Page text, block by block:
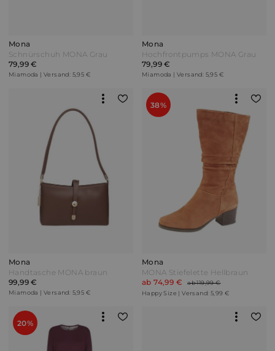
Mona
Schnürschuh MONA Grau
79,99 €
Miamoda | Versand: 5,95 €
Mona
Hochfrontpumps MONA Grau
79,99 €
Miamoda | Versand: 5,95 €
Mona
Handtasche MONA braun
99,99 €
Miamoda | Versand: 5,95 €
38%
Mona
MONA Stiefelette Hellbraun
ab 74,99 €
ab 119,99 €
Happy Size | Versand: 5,99 €
20%